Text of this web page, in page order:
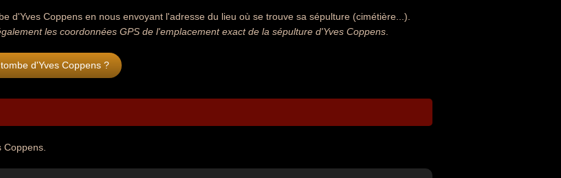
d'Yves Coppens en nous envoyant l'adresse du lieu où se trouve sa sépulture (cimétière...).
les coordonnées GPS de l'emplacement exact de la sépulture d'Yves Coppens
d'Yves Coppens ?